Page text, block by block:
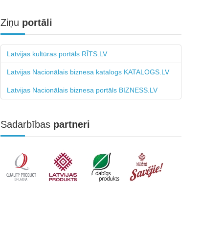
Ziņu portāli
Latvijas kultūras portāls RĪTS.LV
Latvijas Nacionālais biznesa katalogs KATALOGS.LV
Latvijas Nacionālais biznesa portāls BIZNESS.LV
Sadarbības partneri